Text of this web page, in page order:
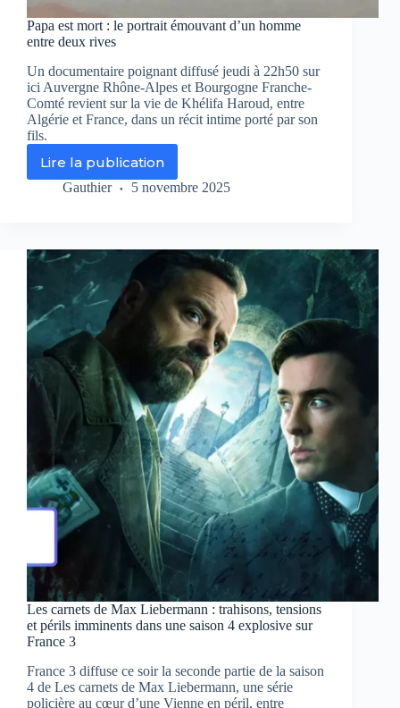
Papa est mort : le portrait émouvant d’un homme
entre deux rives
Un documentaire poignant diffusé jeudi à 22h50 sur
ici Auvergne Rhône-Alpes et Bourgogne Franche-
Comté revient sur la vie de Khélifa Haroud, entre
Algérie et France, dans un récit intime porté par son
fils.
Lire la publication
Papa
est
portrait
émouvant
d’un
homme
entre
rives
Gauthier 5 novembre 2025
Les carnets de Max Liebermann : trahisons, tensions
et périls imminents dans une saison 4 explosive sur
France 3
France 3 diffuse ce soir la seconde partie de la saison
4 de Les carnets de Max Liebermann, une série
policière au cœur d’une Vienne en péril, entre